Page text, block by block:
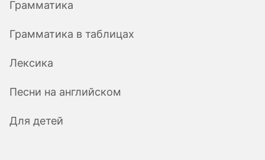
Грамматика
Грамматика в таблицах
Лексика
Песни на английском
Для детей